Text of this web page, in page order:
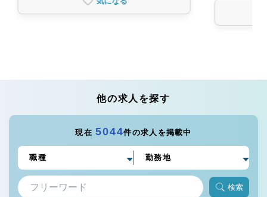
他の求人を探す
現在5044件の求人を掲載中
検索